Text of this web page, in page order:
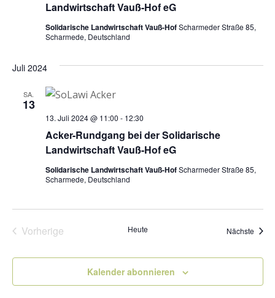
Landwirtschaft Vauß-Hof eG
Solidarische Landwirtschaft Vauß-HofScharmeder Straße 85,
Scharmede, Deutschland
Juli 2024
SA.
13
Acker-Rundgang bei der Solidarische
Landwirtschaft Vauß-Hof eG
13. Juli 2024 @ 11:00 - 12:30
Solidarische Landwirtschaft Vauß-HofScharmeder Straße 85,
Scharmede, Deutschland
Vorherige
Heute Nächste
Kalender abonnieren